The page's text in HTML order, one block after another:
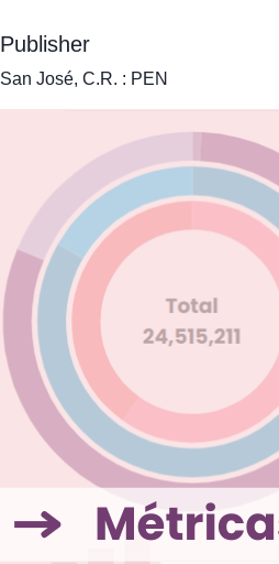
Publisher
San José, C.R. : PEN